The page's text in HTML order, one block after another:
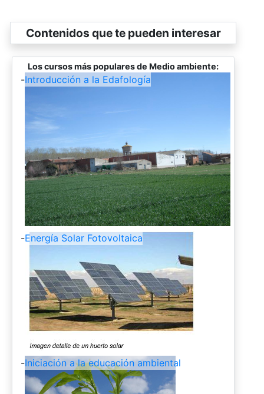
Contenidos que te pueden interesar
Los cursos más populares de Medio ambiente:
-Introducción a la Edafología
-Energía Solar Fotovoltaica
-Iniciación a la educación ambiental